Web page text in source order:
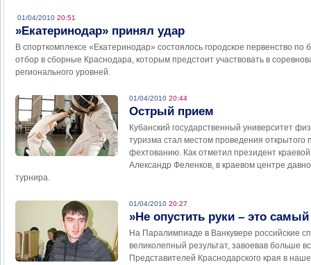
01/04/2010 20:51
»Екатеринодар» принял удар
В спорткомплексе «Екатеринодар» состоялось городское первенство по
отбор в сборные Краснодара, которым предстоит участвовать в
регионального уровней.
01/04/2010 20:44
Острый прием
Кубанский государственный университет
туризма стал местом проведения открытого
фехтованию. Как отметил президент
Александр Феленков, в краевом центре
турнира.
01/04/2010 20:27
»Не опустить руки – это
На Паралимпиаде в Ванкувере российские
великолепный результат, завоевав больше
Представителей Краснодарского края в